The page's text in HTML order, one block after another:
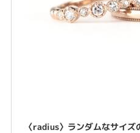
〈radius〉ランダムなサイ